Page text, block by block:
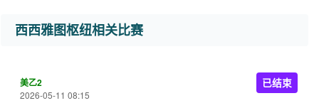
西西雅图枢纽相关比赛
美乙2
2026-05-11 08:15
已结束